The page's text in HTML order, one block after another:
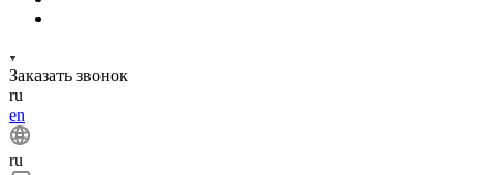
Заказать звонок
ru
en
ru